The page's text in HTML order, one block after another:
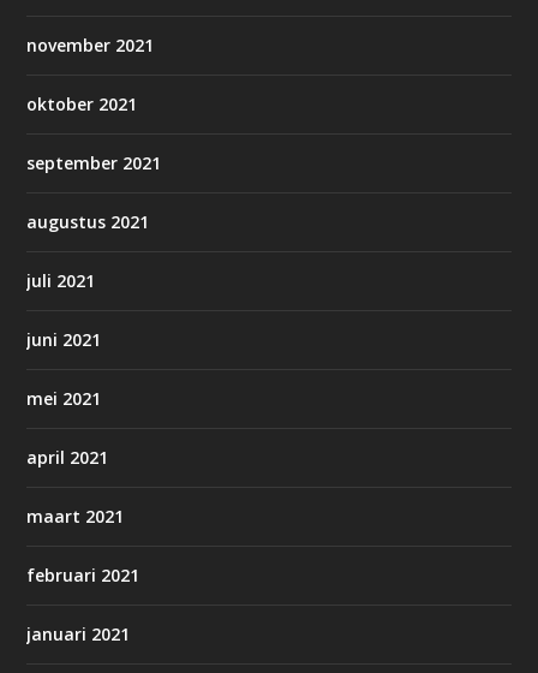
november 2021
oktober 2021
september 2021
augustus 2021
juli 2021
juni 2021
mei 2021
april 2021
maart 2021
februari 2021
januari 2021